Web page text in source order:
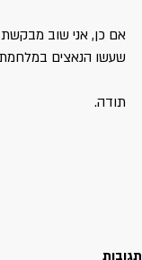
אם כן, אני שוב מבקשת
שעשו הנאצים במלחמת העולם השנייה, בה
תודה.
תגובות